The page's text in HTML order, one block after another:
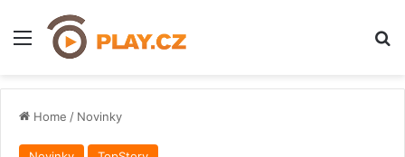
Menu
Home / Novinky